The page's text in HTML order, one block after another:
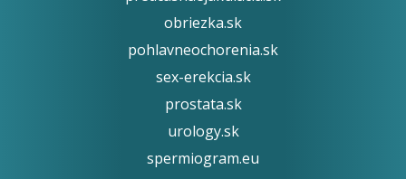
obriezka.sk
pohlavneochorenia.sk
sex-erekcia.sk
prostata.sk
urology.sk
spermiogram.eu